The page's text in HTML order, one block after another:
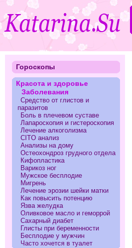
Гороскопы
Красота и здоровье
Заболевания
Средство от глистов и
паразитов
Боль в плечевом суставе
Лапароскопия и гистероскопия
Лечение алкоголизма
CITO анализ
Анализы на дому
Остеохондроз грудного отдела
Кифопластика
Варикоз ног
Мужское бесплодие
Мигрень
Лечение эрозии шейки матки
Как повысить потенцию
Язва желудка
Оливковое масло и геморрой
Сахарный диабет
Глисты при беременности
Бесплодие у мужчин
Часто хочется в туалет